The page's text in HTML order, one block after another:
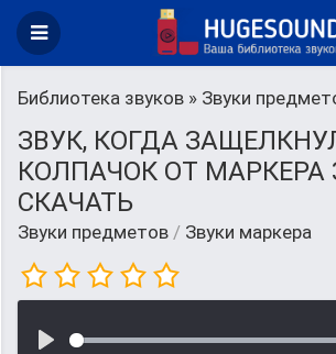
Библиотека звуков » Звуки
ЗВУК, КОГДА
КОЛПАЧОК ОТ МАРКЕРА
СКАЧАТЬ
Звуки предметов / Звуки маркера